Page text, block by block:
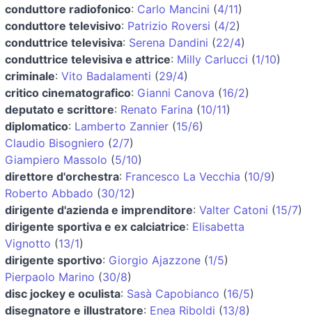
conduttore radiofonico: Carlo Mancini (4/11)
conduttore televisivo: Patrizio Roversi (4/2)
conduttrice televisiva: Serena Dandini (22/4)
conduttrice televisiva e attrice: Milly Carlucci (1/10)
criminale: Vito Badalamenti (29/4)
critico cinematografico: Gianni Canova (16/2)
deputato e scrittore: Renato Farina (10/11)
diplomatico: Lamberto Zannier (15/6)
Claudio Bisogniero (2/7)
Giampiero Massolo (5/10)
direttore d'orchestra: Francesco La Vecchia (10/9)
Roberto Abbado (30/12)
dirigente d'azienda e imprenditore: Valter Catoni (15/7)
dirigente sportiva e ex calciatrice: Elisabetta
Vignotto (13/1)
dirigente sportivo: Giorgio Ajazzone (1/5)
Pierpaolo Marino (30/8)
disc jockey e oculista: Sasà Capobianco (16/5)
disegnatore e illustratore: Enea Riboldi (13/8)